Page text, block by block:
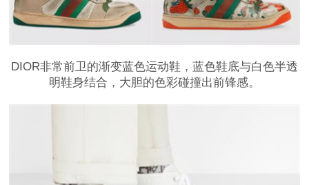
DIOR非常前卫的渐变蓝色运动鞋，蓝色鞋底与白色半透
明鞋身结合，大胆的色彩碰撞出前锋感。